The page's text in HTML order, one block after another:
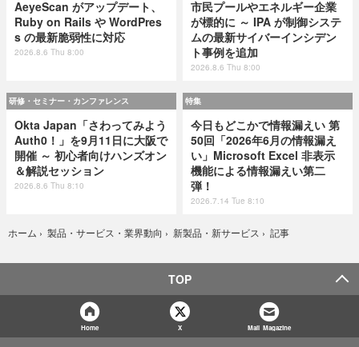
AeyeScan がアップデート、
Ruby on Rails や WordPres
s の最新脆弱性に対応
2026.8.6 Thu 8:00
市民プールやエネルギー企業
が標的に ～ IPA が制御システ
ムの最新サイバーインシデン
ト事例を追加
2026.8.6 Thu 8:00
研修・セミナー・カンファレンス
Okta Japan「さわってみよう
Auth0！」を9月11日に大阪で
開催 ～ 初心者向けハンズオン
＆解説セッション
2026.8.6 Thu 8:10
特集
今日もどこかで情報漏えい 第
50回「2026年6月の情報漏え
い」Microsoft Excel 非表示
機能による情報漏えい第二
弾！
2026.7.14 Tue 8:10
ホーム › 製品・サービス・業界動向 › 新製品・新サービス › 記事
TOP
Home X Mail Magazine